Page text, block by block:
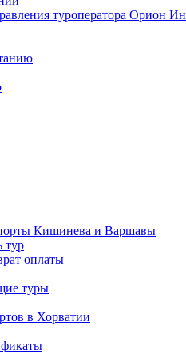
туроператора Орион
Кишинева и Варшавы
тур
оплаты
туры
в Хорватии